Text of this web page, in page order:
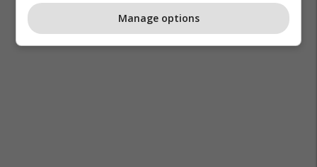
Manage options